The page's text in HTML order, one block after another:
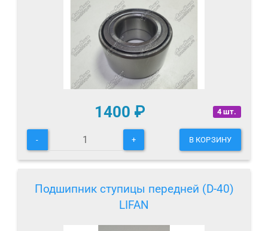
4 шт.
1400 ₽
- + В КОРЗИНУ
Подшипник ступицы передней (D-40)
LIFAN